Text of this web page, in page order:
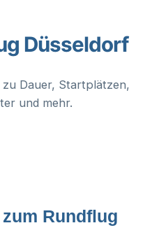
Düsseldorf
Dauer, Startplätzen,
und mehr.
Rundflug